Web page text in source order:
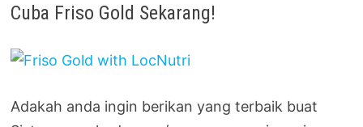
Cuba Friso Gold Sekarang!
Adakah anda ingin berikan yang terbaik buat